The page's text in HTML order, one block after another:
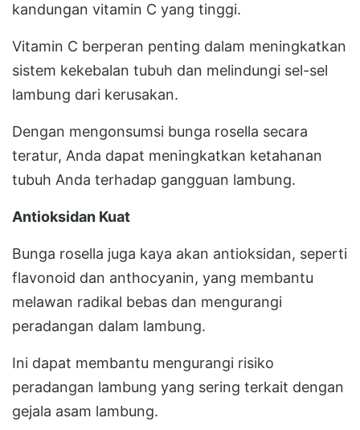
kandungan vitamin C yang tinggi.
Vitamin C berperan penting dalam meningkatkan
sistem kekebalan tubuh dan melindungi sel-sel
lambung dari kerusakan.
Dengan mengonsumsi bunga rosella secara
teratur, Anda dapat meningkatkan ketahanan
tubuh Anda terhadap gangguan lambung.
Antioksidan Kuat
Bunga rosella juga kaya akan antioksidan, seperti
flavonoid dan anthocyanin, yang membantu
melawan radikal bebas dan mengurangi
peradangan dalam lambung.
Ini dapat membantu mengurangi risiko
peradangan lambung yang sering terkait dengan
gejala asam lambung.